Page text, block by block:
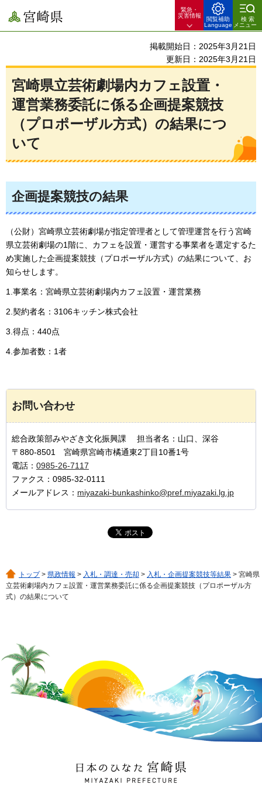
宮崎県
緊急・
災害情報
閲覧補助
Language
検索
メニュー
掲載開始日：2025年3月21日
更新日：2025年3月21日
宮崎県立芸術劇場内カフェ設置・
運営業務委託に係る企画提案競技
（プロポーザル方式）の結果につ
いて
企画提案競技の結果
（公財）宮崎県立芸術劇場が指定管理者として管理運営を行う宮崎
県立芸術劇場の1階に、カフェを設置・運営する事業者を選定するた
め実施した企画提案競技（プロポーザル方式）の結果について、お
知らせします。
1.事業名：宮崎県立芸術劇場内カフェ設置・運営業務
2.契約者名：3106キッチン株式会社
3.得点：440点
4.参加者数：1者
お問い合わせ
総合政策部みやざき文化振興課 担当者名：山口、深谷
〒880-8501 宮崎県宮崎市橘通東2丁目10番1号
電話： 0985-26-7117
ファクス：0985-32-0111
メールアドレス： miyazaki-bunkashinko@pref.miyazaki.lg.jp
トップ> 県政情報 > 入札・調達・売却 > 入札・企画提案競技等結果 > 宮崎県
立芸術劇場内カフェ設置・運営業務委託に係る企画提案競技（プロポーザル方
式）の結果について
日本のひなた 宮崎県
MIYAZAKI PREFECTURE